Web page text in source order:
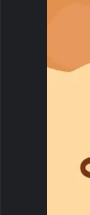
الشيخ محمد بن حمد بن
ديوان الرئاسة
دولة ومعالي خليفة
أداء اليمين التي
لسفيري الدولة
على بذل جهودهما
قطر الشقيقة وكينيا